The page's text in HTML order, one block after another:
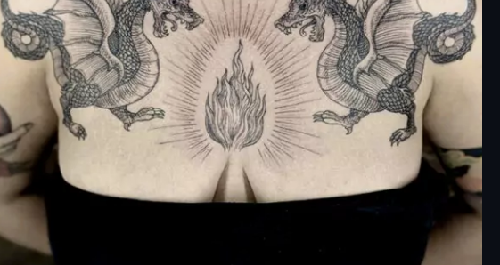
onde, nuvole efioridi ciliegio.
Simboleggia protezione, energia
vitale e connessione con la
natura. La composizione è spesso
grande e avvolgente, pensata
per braccia, schiena o interi
pannelli del corpo.